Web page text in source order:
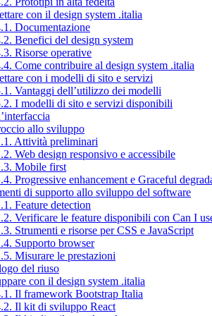
con il design system .italia
Documentazione
Benefici del design system
Risorse operative
Come contribuire al design system .italia
con i modelli di sito e servizi
Vantaggi dell’utilizzo dei modelli
I modelli di sito e servizi disponibili
allo sviluppo
Attività preliminari
Web design responsivo e accessibile
Mobile first
Progressive enhancement e Graceful
di supporto allo sviluppo del software
Feature detection
Verificare le feature disponibili con Can I
Strumenti e risorse per CSS e JavaScript
Supporto browser
Misurare le prestazioni
del riuso
con il design system .italia
Il framework Bootstrap Italia
Il kit di sviluppo React